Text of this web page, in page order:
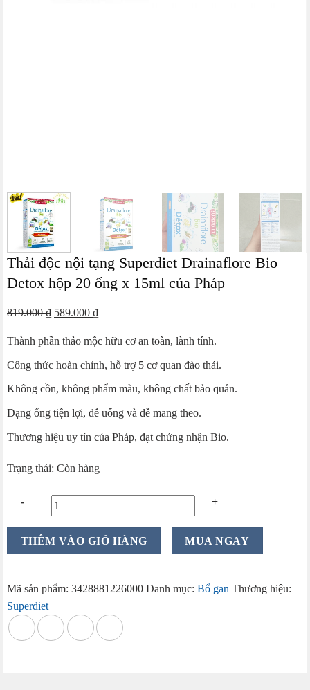
Thải độc nội tạng Superdiet Drainaflore Bio
Detox hộp 20 ống x 15ml của Pháp
819.000₫ Giá
là:
819.000 ₫.
589.000 ₫Giá
tại
là:
589.000 ₫.
Thành phần thảo mộc hữu cơ an toàn, lành tính.
Công thức hoàn chỉnh, hỗ trợ 5 cơ quan đào thải.
Không cồn, không phẩm màu, không chất bảo quản.
Dạng ống tiện lợi, dễ uống và dễ mang theo.
Thương hiệu uy tín của Pháp, đạt chứng nhận Bio.
Trạng thái: Còn hàng
Thải
tạng
Superdiet
Drainaflore
Bio
THÊM VÀO GIỎ HÀNG MUA NGAY
Mã sản phẩm: 3428881226000 Danh mục: Bổ gan Thương hiệu:
Superdiet